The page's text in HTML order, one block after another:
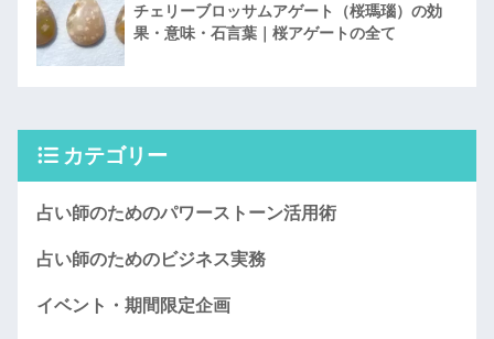
チェリーブロッサムアゲート（桜瑪瑙）の効
果・意味・石言葉｜桜アゲートの全て
カテゴリー
占い師のためのパワーストーン活用術
占い師のためのビジネス実務
イベント・期間限定企画